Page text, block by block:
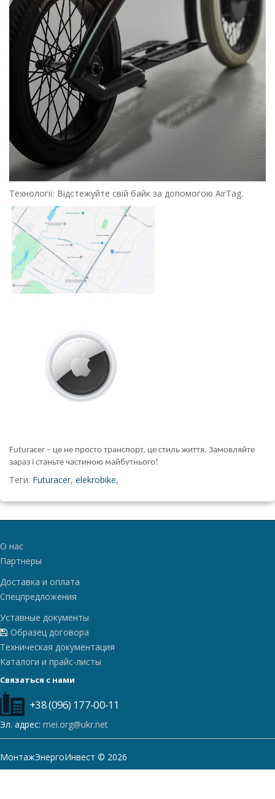
Технології: Відстежуйте свій байк за допомогою AirTag.
Futuracer – це не просто транспорт, це стиль життя. Замовляйте
зараз і станьте частиною майбутнього!
Теги: Futuracer, elekrobike,
О нас
Партнеры
Доставка и оплата
Спецпредложения
Уставные документы
Образец договора
Техническая документация
Каталоги и прайс-листы
Связаться с нами
+38 (096) 177-00-11
Эл. адрес: mei.org@ukr.net
МонтажЭнергоИнвест © 2026